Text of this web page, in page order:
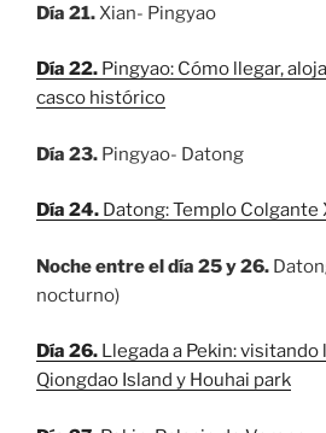
Día 21.Xian- Pingyao
Día 22. Pingyao: Cómo llegar,
casco histórico
Día 23. Pingyao- Datong
Día 24. Datong: Templo Colgante
Noche entre el día 25 y 26.
nocturno)
Día 26. Llegada a Pekin:
Qiongdao Island y Houhai park